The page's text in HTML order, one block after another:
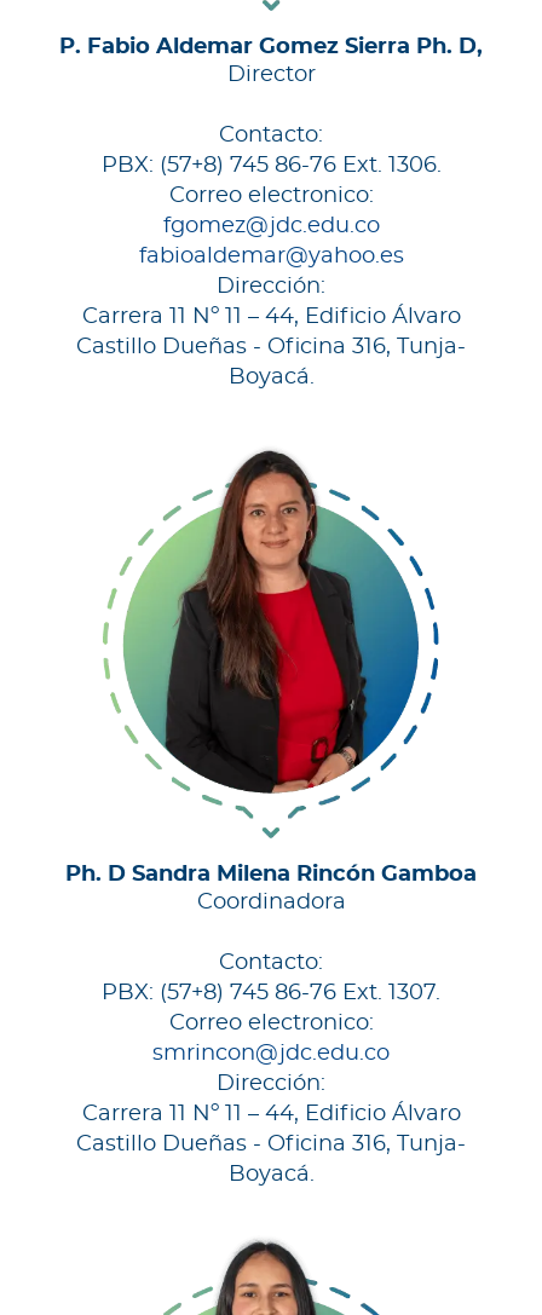
P. Fabio Aldemar Gomez Sierra Ph. D,
Director
Contacto:
PBX: (57+8) 745 86-76 Ext. 1306.
Correo electronico:
fgomez@jdc.edu.co
fabioaldemar@yahoo.es
Dirección:
Carrera 11 Nº 11 – 44, Edificio Álvaro
Castillo Dueñas - Oficina 316, Tunja-
Boyacá.
Ph. D Sandra Milena Rincón Gamboa
Coordinadora
Contacto:
PBX: (57+8) 745 86-76 Ext. 1307.
Correo electronico:
smrincon@jdc.edu.co
Dirección:
Carrera 11 Nº 11 – 44, Edificio Álvaro
Castillo Dueñas - Oficina 316, Tunja-
Boyacá.